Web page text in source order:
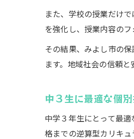
また、学校の授業だけ
を強化し、授業内容の
その結果、みよし市の
ます。地域社会の信頼
中３生に最適な個
中学３年生にとって最
格までの逆算型カリキュ